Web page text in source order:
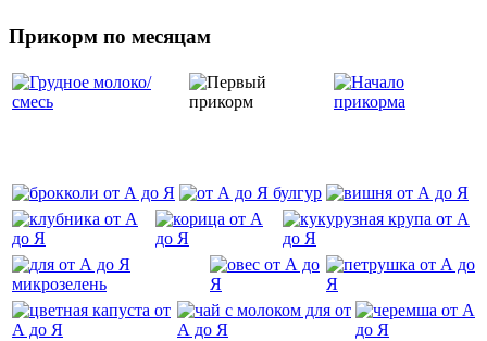
Прикорм по месяцам